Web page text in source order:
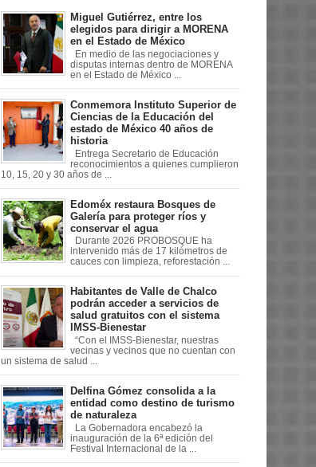
Miguel Gutiérrez, entre los
elegidos para dirigir a MORENA
en el Estado de México
En medio de las negociaciones y
disputas internas dentro de MORENA
en el Estado de México ...
Conmemora Instituto Superior de
Ciencias de la Educación del
estado de México 40 años de
historia
Entrega Secretario de Educación
reconocimientos a quienes cumplieron
10, 15, 20 y 30 años de ...
Edoméx restaura Bosques de
Galería para proteger ríos y
conservar el agua
Durante 2026 PROBOSQUE ha
intervenido más de 17 kilómetros de
cauces con limpieza, reforestación ...
Habitantes de Valle de Chalco
podrán acceder a servicios de
salud gratuitos con el sistema
IMSS-Bienestar
“Con el IMSS-Bienestar, nuestras
vecinas y vecinos que no cuentan con
un sistema de salud ...
Delfina Gómez consolida a la
entidad como destino de turismo
de naturaleza
La Gobernadora encabezó la
inauguración de la 6ª edición del
Festival Internacional de la ...